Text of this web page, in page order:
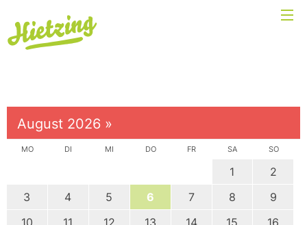
August 2026 »
MO DI MI DO FR SA SO
1
2
3
4 5 6 7 8
9
10
11 12 13 14 15
16